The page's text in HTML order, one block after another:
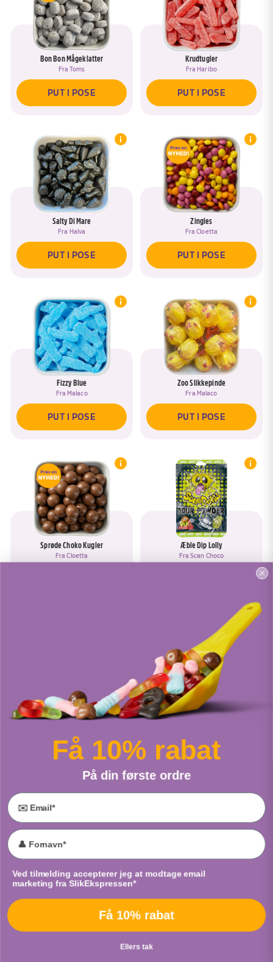
Bon Bon Mågeklatter
Fra Toms
PUT I POSE
Krudtugler
Fra Haribo
PUT I POSE
Salty Di Mare
Fra Halva
PUT I POSE
Zingles
FraCloetta
PUT I POSE
Fizzy Blue
Fra Malaco
PUT I POSE
Zoo Slikkepinde
Fra Malaco
PUT I POSE
Sprøde Choko Kugler
FraCloetta
Æble Dip Lolly
FraScan Choco
Sour Fruit Burst
FraTayas
PUT I POSE
Skum Isvafler
Fra
PUT I POSE
Vingummibamser
FraCloetta
Sour Neon Worms
Få 10% rabat
På din første ordre
Email
Accept marketing
Ved tilmelding accepterer jeg at modtage email
marketing fra SlikEkspressen*
Få 10% rabat
Ellers tak